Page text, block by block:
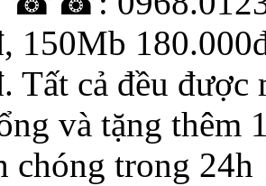
150Mb
Tất cả đều
và tặng thêm
chóng trong 24h